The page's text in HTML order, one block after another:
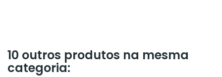
10 outros produtos na mesma
categoria: